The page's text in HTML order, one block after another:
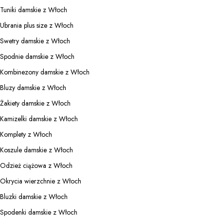
Tuniki damskie z Włoch
Ubrania plus size z Włoch
Swetry damskie z Włoch
Spodnie damskie z Włoch
Kombinezony damskie z Włoch
Bluzy damskie z Włoch
Żakiety damskie z Włoch
Kamizelki damskie z Włoch
Komplety z Włoch
Koszule damskie z Włoch
Odzież ciążowa z Włoch
Okrycia wierzchnie z Włoch
Bluzki damskie z Włoch
Spodenki damskie z Włoch